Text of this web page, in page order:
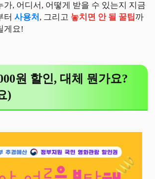
가, 어디서, 어떻게 받을 수 있는지 지금
터 사용처 , 그리고 놓치면 안 될 꿀팁까
게요!
원 할인, 대체 뭔가요?
)